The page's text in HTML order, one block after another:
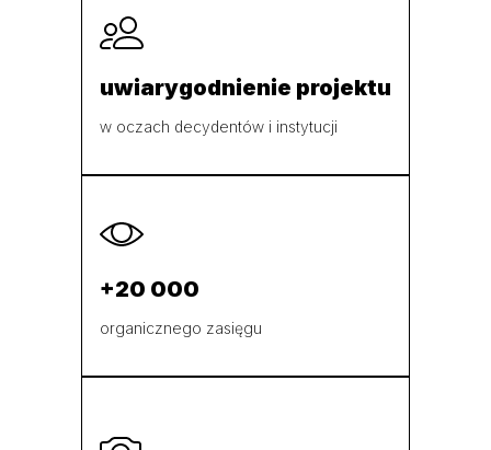
uwiarygodnienie projektu
w oczach decydentów i instytucji
+20 000
organicznego zasięgu